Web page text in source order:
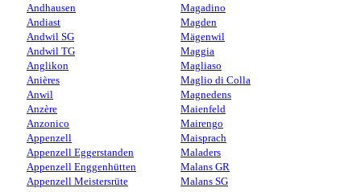
Andhausen
Andiast
Andwil SG
Andwil TG
Anglikon
Anières
Anwil
Anzère
Anzonico
Appenzell
Appenzell Eggerstanden
Appenzell Enggenhütten
Appenzell Meistersrüte
Magadino
Magden
Mägenwil
Maggia
Magliaso
Maglio di Colla
Magnedens
Maienfeld
Mairengo
Maisprach
Maladers
Malans GR
Malans SG